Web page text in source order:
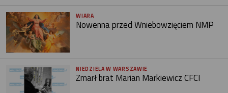
WIARA
Nowenna przed Wniebowzięciem NMP
NIEDZIELA W WARSZAWIE
Zmarł brat Marian Markiewicz CFCI